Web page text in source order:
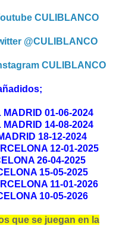
CULIBLANCO
@CULIBLANCO
CULIBLANCO
01-06-2024
14-08-2024
18-12-2024
12-01-2025
26-04-2025
15-05-2025
11-01-2026
10-05-2026
que se juegan en la